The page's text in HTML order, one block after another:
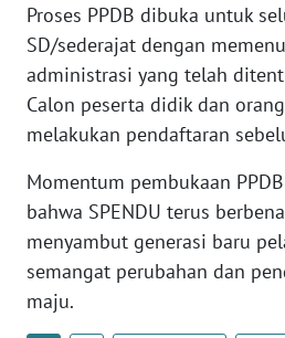
Proses PPDB dibuka untuk
SD/sederajat dengan
administrasi yang telah
Calon peserta didik dan
melakukan pendaftaran
Momentum pembukaan
bahwa SPENDU terus
menyambut generasi baru
semangat perubahan dan
maju.
WN
SULTRA
WN
WN
SULTENG
SULBAR